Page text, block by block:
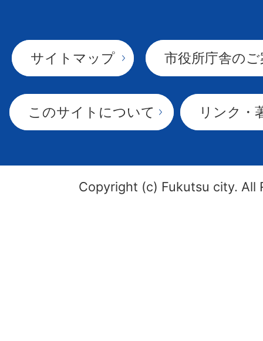
サイトマップ 市役所庁舎の
このサイトについて リンク・
Copyright (c) Fukutsu city. All